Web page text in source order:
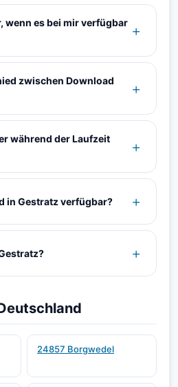
wenn es bei mir verfügbar
zwischen Download
während der Laufzeit
in Gestratz verfügbar?
24857 Borgwedel